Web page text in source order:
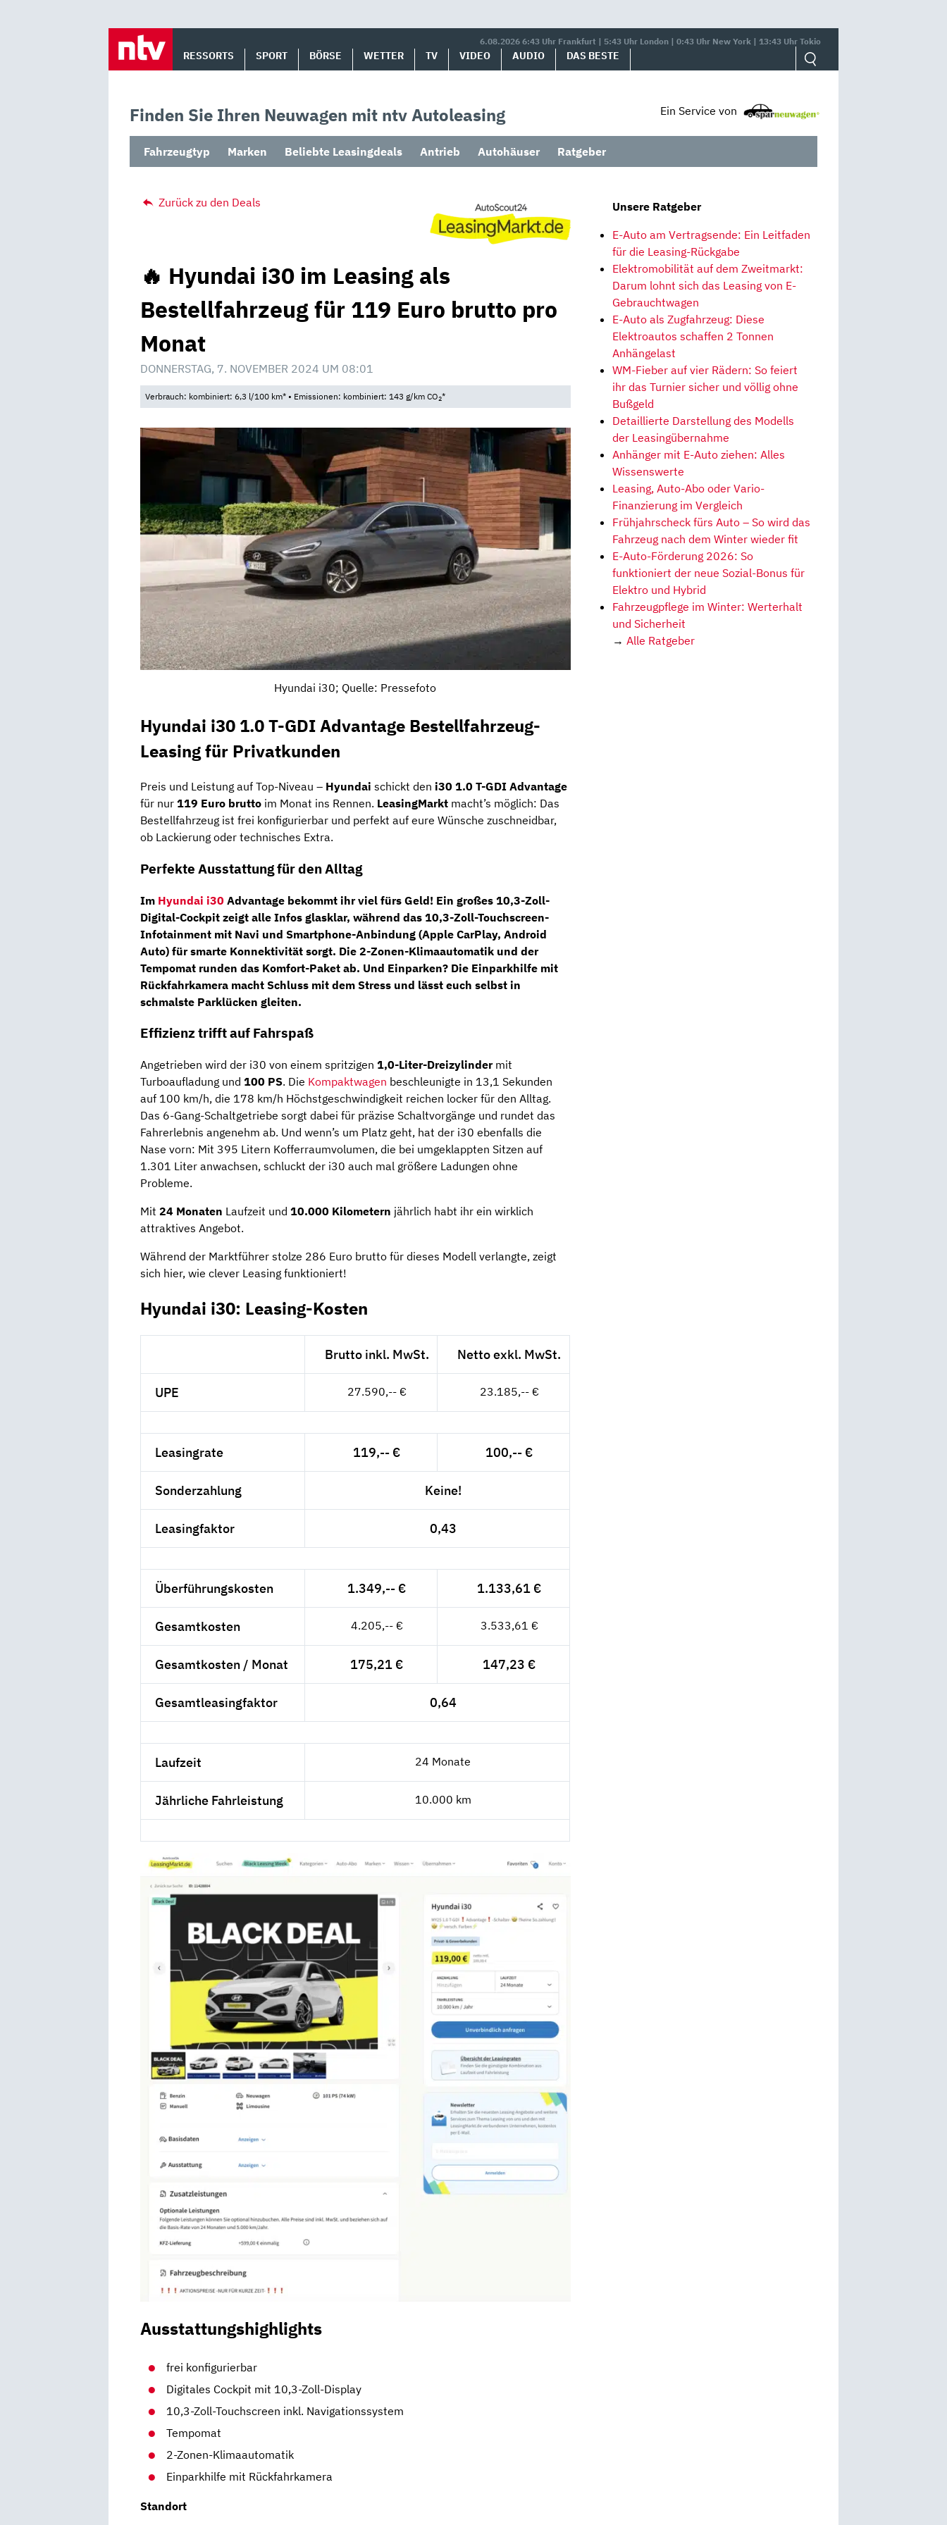
6.08.2026 6:43 Uhr Frankfurt | 5:43 Uhr London | 0:43 Uhr New York | 13:43 Uhr Tokio
RESSORTS SPORT BÖRSE WETTER TV VIDEO AUDIO DAS BESTE
Finden Sie Ihren Neuwagen mit ntv Autoleasing Ein Service von
Fahrzeugtyp Marken Beliebte Leasingdeals Antrieb Autohäuser Ratgeber
Zurück zu den Deals
🔥 Hyundai i30 im Leasing als
Bestellfahrzeug für 119 Euro brutto pro
Monat
DONNERSTAG, 7. NOVEMBER 2024 UM 08:01
Verbrauch: kombiniert: 6,3 l/100 km* • Emissionen: kombiniert: 143 g/km CO2*
Hyundai i30; Quelle: Pressefoto
Hyundai i30 1.0 T-GDI Advantage Bestellfahrzeug-
Leasing für Privatkunden
Preis und Leistung auf Top-Niveau – Hyundai schickt den i30 1.0 T-GDI Advantage
für nur 119 Euro brutto im Monat ins Rennen. LeasingMarkt macht’s möglich: Das
Bestellfahrzeug ist frei konfigurierbar und perfekt auf eure Wünsche zuschneidbar,
ob Lackierung oder technisches Extra.
Perfekte Ausstattung für den Alltag
Im Hyundai i30 Advantage bekommt ihr viel fürs Geld! Ein großes 10,3-Zoll-
Digital-Cockpit zeigt alle Infos glasklar, während das 10,3-Zoll-Touchscreen-
Infotainment mit Navi und Smartphone-Anbindung (Apple CarPlay, Android
Auto) für smarte Konnektivität sorgt. Die 2-Zonen-Klimaautomatik und der
Tempomat runden das Komfort-Paket ab. Und Einparken? Die Einparkhilfe mit
Rückfahrkamera macht Schluss mit dem Stress und lässt euch selbst in
schmalste Parklücken gleiten.
Effizienz trifft auf Fahrspaß
Angetrieben wird der i30 von einem spritzigen 1,0-Liter-Dreizylindermit
Turboaufladung und 100 PS. Die Kompaktwagen beschleunigte in 13,1 Sekunden
auf 100 km/h, die 178 km/h Höchstgeschwindigkeit reichen locker für den Alltag.
Das 6-Gang-Schaltgetriebe sorgt dabei für präzise Schaltvorgänge und rundet das
Fahrerlebnis angenehm ab. Und wenn’s um Platz geht, hat der i30 ebenfalls die
Nase vorn: Mit 395 Litern Kofferraumvolumen, die bei umgeklappten Sitzen auf
1.301 Liter anwachsen, schluckt der i30 auch mal größere Ladungen ohne
Probleme.
Mit 24 Monaten Laufzeit und 10.000 Kilometern jährlich habt ihr ein wirklich
attraktives Angebot.
Während der Marktführer stolze 286 Euro brutto für dieses Modell verlangte, zeigt
sich hier, wie clever Leasing funktioniert!
Hyundai i30: Leasing-Kosten
Brutto inkl. MwSt. Netto exkl. MwSt.
UPE 27.590,-- € 23.185,-- €
Leasingrate 119,-- € 100,-- €
Sonderzahlung Keine!
Leasingfaktor 0,43
Überführungskosten 1.349,-- € 1.133,61 €
Gesamtkosten 4.205,-- € 3.533,61 €
Gesamtkosten / Monat 175,21 € 147,23 €
Gesamtleasingfaktor 0,64
Laufzeit 24 Monate
Jährliche Fahrleistung 10.000 km
Ausstattungshighlights
frei konfigurierbar
Digitales Cockpit mit 10,3-Zoll-Display
10,3-Zoll-Touchscreen inkl. Navigationssystem
Tempomat
2-Zonen-Klimaautomatik
Einparkhilfe mit Rückfahrkamera
Standort
Unsere Ratgeber
E-Auto am Vertragsende: Ein Leitfaden
für die Leasing-Rückgabe
Elektromobilität auf dem Zweitmarkt:
Darum lohnt sich das Leasing von E-
Gebrauchtwagen
E-Auto als Zugfahrzeug: Diese
Elektroautos schaffen 2 Tonnen
Anhängelast
WM-Fieber auf vier Rädern: So feiert
ihr das Turnier sicher und völlig ohne
Bußgeld
Detaillierte Darstellung des Modells
der Leasingübernahme
Anhänger mit E-Auto ziehen: Alles
Wissenswerte
Leasing, Auto-Abo oder Vario-
Finanzierung im Vergleich
Frühjahrscheck fürs Auto – So wird das
Fahrzeug nach dem Winter wieder fit
E-Auto-Förderung 2026: So
funktioniert der neue Sozial-Bonus für
Elektro und Hybrid
Fahrzeugpflege im Winter: Werterhalt
und Sicherheit
→ Alle Ratgeber